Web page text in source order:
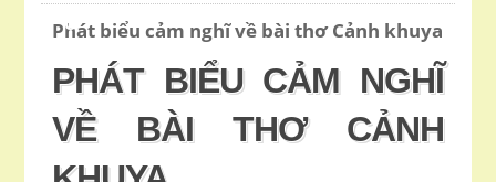
U
Phát biểu cảm nghĩ về bài thơ Cảnh khuya
PHÁT BIỂU CẢM NGHĨ
VỀ BÀI THƠ CẢNH